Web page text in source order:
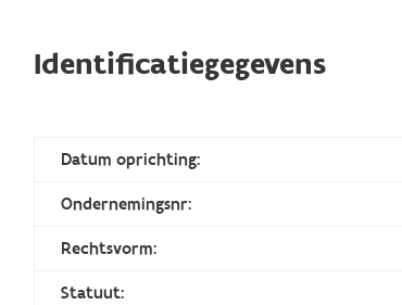
Identificatiegegevens
Datum oprichting:
Ondernemingsnr:
Rechtsvorm:
Statuut: